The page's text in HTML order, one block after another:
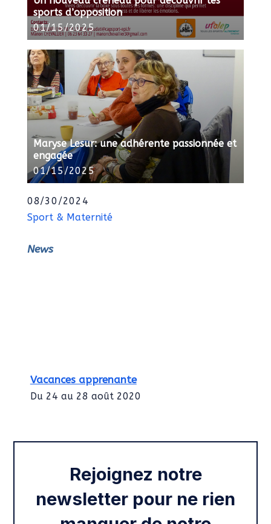
sports d’opposition
01/15/2025
Maryse Lesur: une adhérente passionnée et
engagée
01/15/2025
08/30/2024
Sport & Maternité
News
Vacances apprenante
Du 24 au 28 août 2020
Rentrée 2020
Rejoignez notre
newsletter pour ne rien